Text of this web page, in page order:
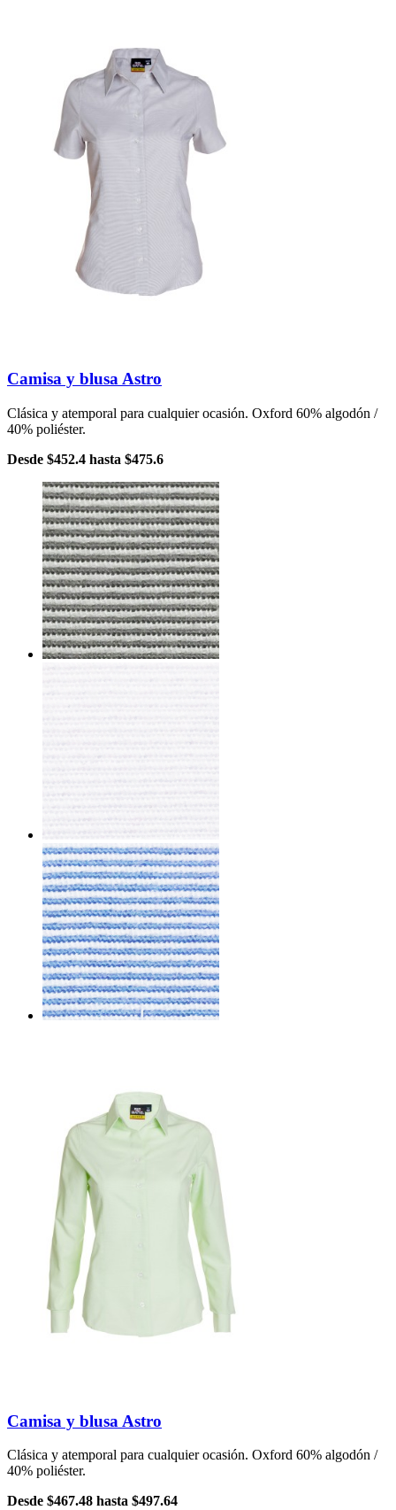
Camisa y blusa Astro
Clásica y atemporal para cualquier ocasión. Oxford 60% algodón /
40% poliéster.
Desde $452.4 hasta $475.6
Camisa y blusa Astro
Clásica y atemporal para cualquier ocasión. Oxford 60% algodón /
40% poliéster.
Desde $467.48 hasta $497.64